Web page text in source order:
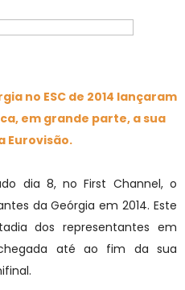
no ESC de 2014 lançaram
em grande parte, a sua
Eurovisão.
dia 8, no First Channel, o
da Geórgia em 2014. Este
dos representantes em
até ao fim da sua